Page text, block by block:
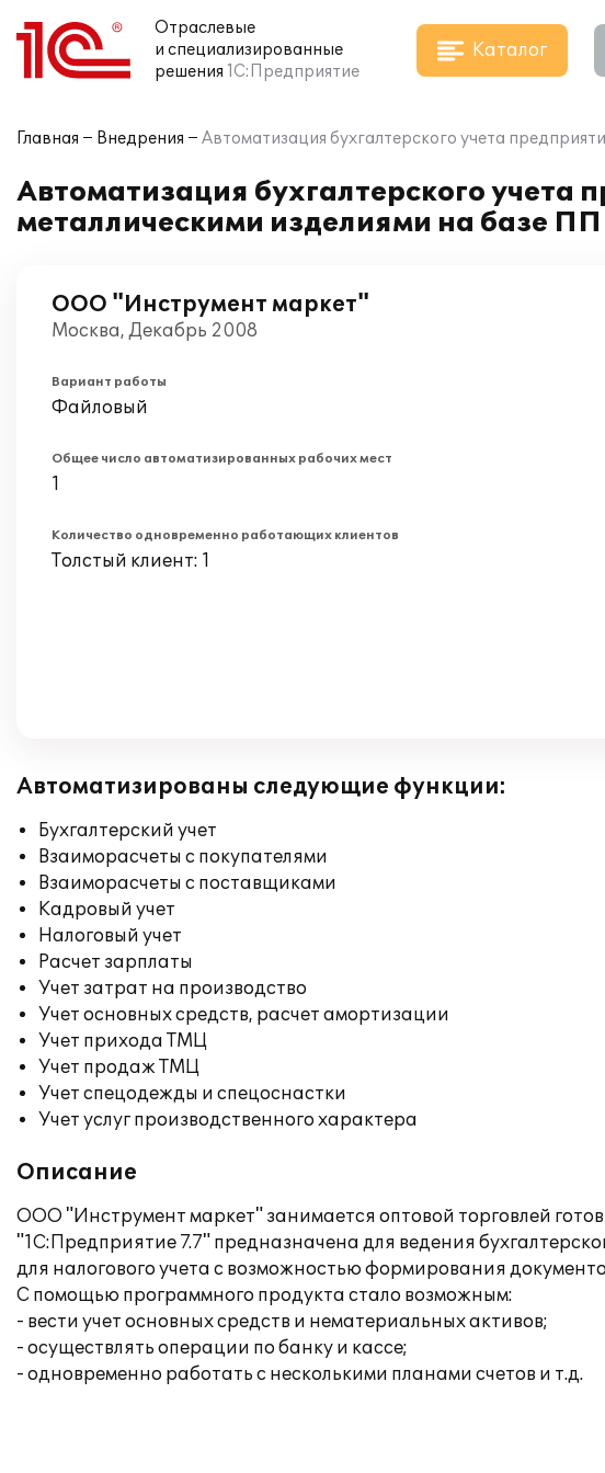
Отраслевые
и специализированные
решения 1С:Предприятие
Каталог
Главная Внедрения Автоматизация бухгалтерского учета
Автоматизация бухгалтерского учета
металлическими изделиями на базе
ООО "Инструмент маркет"
Москва, Декабрь 2008
Вариант работы
Файловый
Общее число автоматизированных рабочих мест
1
Количество одновременно работающих клиентов
Толстый клиент: 1
Автоматизированы следующие функции:
Бухгалтерский учет
Взаиморасчеты с покупателями
Взаиморасчеты с поставщиками
Кадровый учет
Налоговый учет
Расчет зарплаты
Учет затрат на производство
Учет основных средств, расчет амортизации
Учет прихода ТМЦ
Учет продаж ТМЦ
Учет спецодежды и спецоснастки
Учет услуг производственного характера
Описание
ООО "Инструмент маркет" занимается оптовой торговлей
"1С:Предприятие 7.7" предназначена для ведения
для налогового учета с возможностью формирования
С помощью программного продукта стало возможным:
- вести учет основных средств и нематериальных активов;
- осуществлять операции по банку и кассе;
- одновременно работать с несколькими планами счетов и т.д.